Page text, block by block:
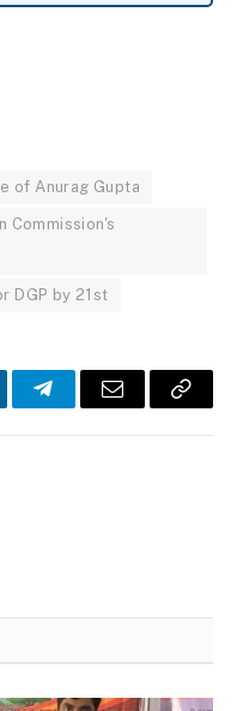
of Anurag Gupta
Commission's
DGP by 21st
TelegramEmail
Copy